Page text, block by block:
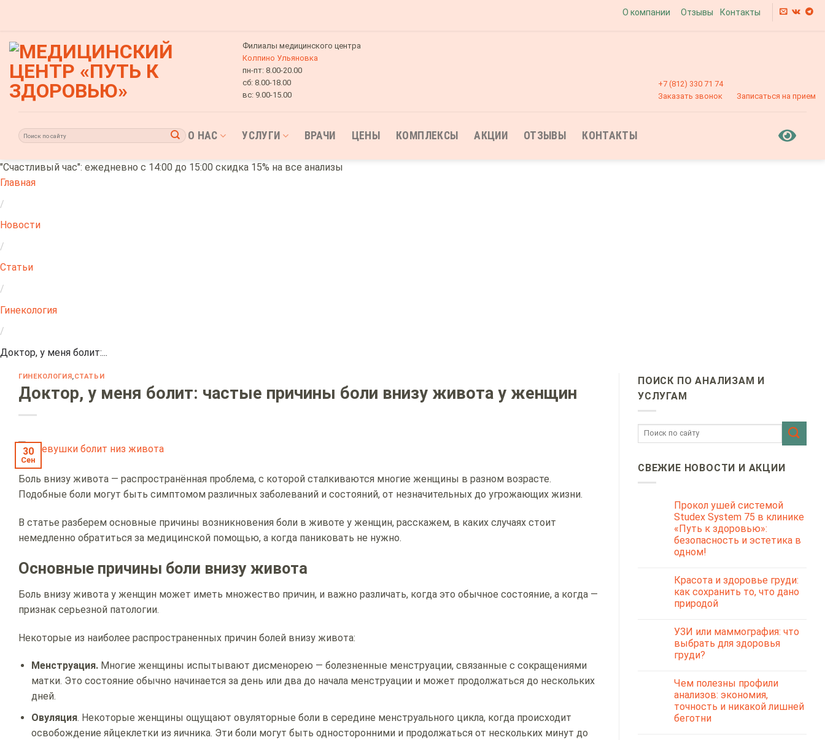
О компании Отзывы Контакты
Филиалы медицинского центра
Колпино Ульяновка
пн-пт: 8.00-20.00
сб: 8.00-18.00
вс: 9.00-15.00
+7 (812) 330 71 74
Заказать звонок
Записаться на прием
О НАС УСЛУГИ ВРАЧИ ЦЕНЫ КОМПЛЕКСЫ АКЦИИ ОТЗЫВЫ КОНТАКТЫ
"Счастливый час": ежедневно с 14:00 до 15:00 скидка 15% на все анализы
Главная
/
Новости
/
Статьи
/
Гинекология
/
Доктор, у меня болит:...
ГИНЕКОЛОГИЯ СТАТЬИ
Доктор, у меня болит: частые причины боли внизу живота у женщин
30
Сен
Боль внизу живота — распространённая проблема, с которой сталкиваются многие женщины в разном возрасте.
Подобные боли могут быть симптомом различных заболеваний и состояний, от незначительных до угрожающих жизни.
В статье разберем основные причины возникновения боли в животе у женщин, расскажем, в каких случаях стоит
немедленно обратиться за медицинской помощью, а когда паниковать не нужно.
Основные причины боли внизу живота
Боль внизу живота у женщин может иметь множество причин, и важно различать, когда это обычное состояние, а когда —
признак серьезной патологии.
Некоторые из наиболее распространенных причин болей внизу живота:
Менструация.Многие женщины испытывают дисменорею — болезненные менструации, связанные с сокращениями
матки. Это состояние обычно начинается за день или два до начала менструации и может продолжаться до нескольких
дней.
Овуляция. Некоторые женщины ощущают овуляторные боли в середине менструального цикла, когда происходит
освобождение яйцеклетки из яичника. Эти боли могут быть односторонними и продолжаться от нескольких минут до
ПОИСК ПО АНАЛИЗАМ И
УСЛУГАМ
СВЕЖИЕ НОВОСТИ И АКЦИИ
Прокол ушей системой
Studex System 75 в клинике
«Путь к здоровью»:
безопасность и эстетика в
одном!
Красота и здоровье груди:
как сохранить то, что дано
природой
УЗИ или маммография: что
выбрать для здоровья
груди?
Чем полезны профили
анализов: экономия,
точность и никакой лишней
беготни